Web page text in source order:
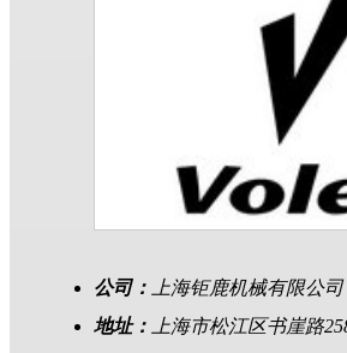
公司：
上海钜鹿机械有限公司
地址：
上海市松江区书崖路